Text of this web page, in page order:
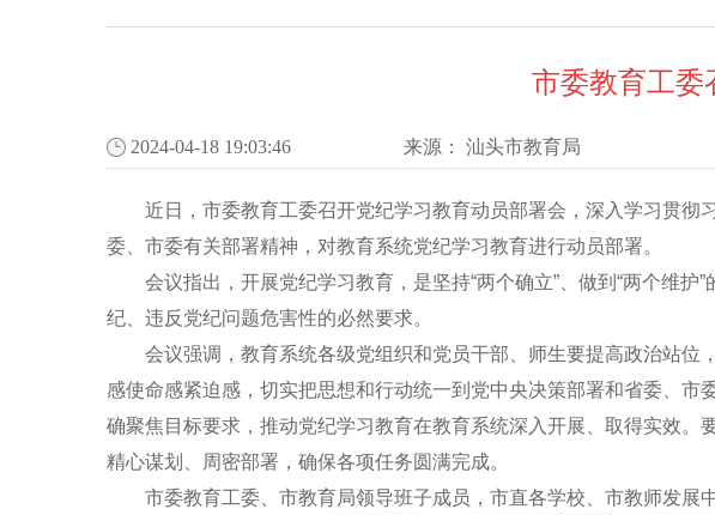
市委教育工委
2024-04-18 19:03:46 来源： 汕头市教育局
近日，市委教育工委召开党纪学习教育动员部署会，深入学习贯彻
委、市委有关部署精神，对教育系统党纪学习教育进行动员部署。
会议指出，开展党纪学习教育，是坚持“两个确立”、做到“两个维护
纪、违反党纪问题危害性的必然要求。
会议强调，教育系统各级党组织和党员干部、师生要提高政治站位
感使命感紧迫感，切实把思想和行动统一到党中央决策部署和省委、
确聚焦目标要求，推动党纪学习教育在教育系统深入开展、取得实效。
精心谋划、周密部署，确保各项任务圆满完成。
市委教育工委、市教育局领导班子成员，市直各学校、市教师发展